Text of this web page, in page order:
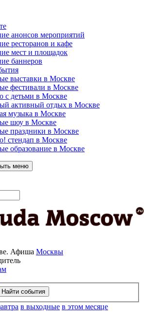
анонсов мероприятий
ресторанов и кафе
мест и площадок
баннеров
выставки в Москве
фестивали в Москве
с детьми в Москве
активный отдых в Москве
музыка в Москве
шоу в Москве
праздники в Москве
стендап в Москве
образование в Москве
меню
Афиша Москвы
в выходные в этом месяце